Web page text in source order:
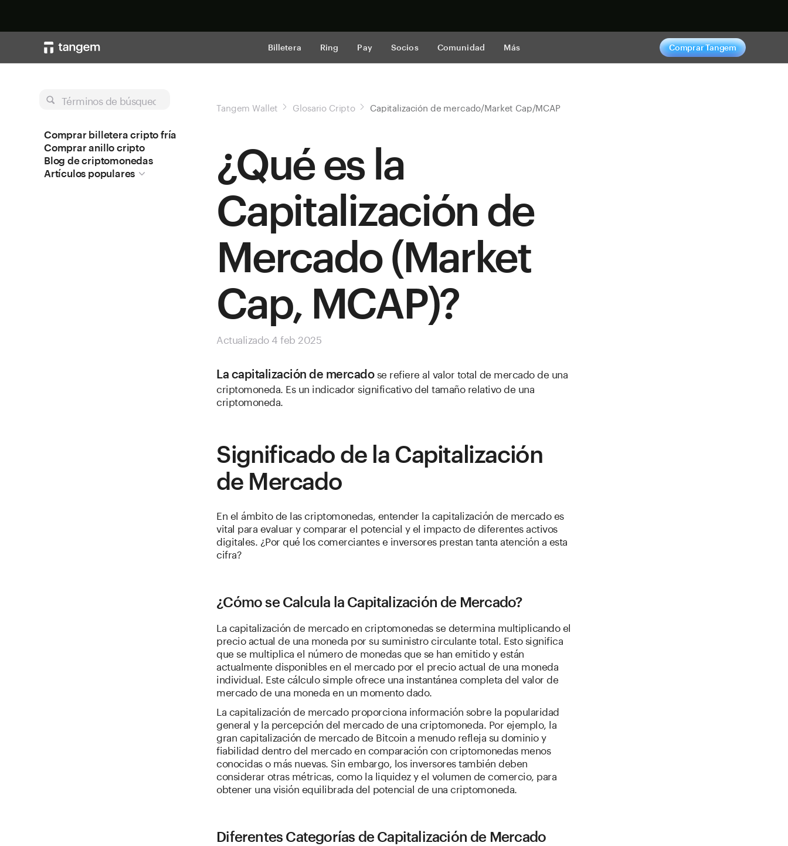
Billetera Ring Pay Socios Comunidad Más Comprar Tangem
Términos de búsqueda
Comprar billetera cripto fría
Comprar anillo cripto
Blog de criptomonedas
Artículos populares
Tangem Wallet Glosario Cripto Capitalización de mercado/Market Cap/MCAP
¿Qué es la
Capitalización de
Mercado (Market
Cap, MCAP)?
Actualizado 4 feb 2025
La capitalización de mercadose refiere al valor total de mercado de una
criptomoneda. Es un indicador significativo del tamaño relativo de una
criptomoneda.
Significado de la Capitalización
de Mercado
En el ámbito de las criptomonedas, entender la capitalización de mercado es
vital para evaluar y comparar el potencial y el impacto de diferentes activos
digitales. ¿Por qué los comerciantes e inversores prestan tanta atención a esta
cifra?
¿Cómo se Calcula la Capitalización de Mercado?
La capitalización de mercado en criptomonedas se determina multiplicando el
precio actual de una moneda por su suministro circulante total. Esto significa
que se multiplica el número de monedas que se han emitido y están
actualmente disponibles en el mercado por el precio actual de una moneda
individual. Este cálculo simple ofrece una instantánea completa del valor de
mercado de una moneda en un momento dado.
La capitalización de mercado proporciona información sobre la popularidad
general y la percepción del mercado de una criptomoneda. Por ejemplo, la
gran capitalización de mercado de Bitcoin a menudo refleja su dominio y
fiabilidad dentro del mercado en comparación con criptomonedas menos
conocidas o más nuevas. Sin embargo, los inversores también deben
considerar otras métricas, como la liquidez y el volumen de comercio, para
obtener una visión equilibrada del potencial de una criptomoneda.
Diferentes Categorías de Capitalización de Mercado